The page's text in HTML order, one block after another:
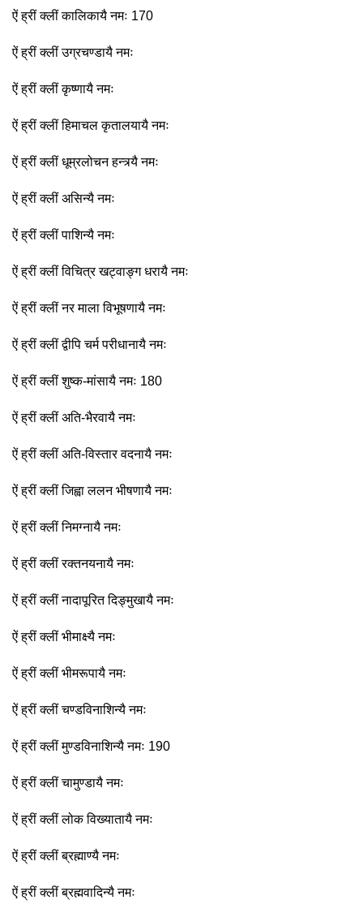
ऐं ह्रीं क्लीं कालिकायै नमः 170
ऐं ह्रीं क्लीं उग्रचण्डायै नमः
ऐं ह्रीं क्लीं कृष्णायै नमः
ऐं ह्रीं क्लीं हिमाचल कृतालयायै नमः
ऐं ह्रीं क्लीं धूम्रलोचन हन्त्र्यै नमः
ऐं ह्रीं क्लीं असिन्यै नमः
ऐं ह्रीं क्लीं पाशिन्यै नमः
ऐं ह्रीं क्लीं विचित्र खट्वाङ्ग धरायै नमः
ऐं ह्रीं क्लीं नर माला विभूषणायै नमः
ऐं ह्रीं क्लीं द्वीपि चर्म परीधानायै नमः
ऐं ह्रीं क्लीं शुष्क-मांसायै नमः 180
ऐं ह्रीं क्लीं अति-भैरवायै नमः
ऐं ह्रीं क्लीं अति-विस्तार वदनायै नमः
ऐं ह्रीं क्लीं जिह्वा ललन भीषणायै नमः
ऐं ह्रीं क्लीं निमग्नायै नमः
ऐं ह्रीं क्लीं रक्तनयनायै नमः
ऐं ह्रीं क्लीं नादापूरित दिङ्मुखायै नमः
ऐं ह्रीं क्लीं भीमाक्ष्यै नमः
ऐं ह्रीं क्लीं भीमरूपायै नमः
ऐं ह्रीं क्लीं चण्डविनाशिन्यै नमः
ऐं ह्रीं क्लीं मुण्डविनाशिन्यै नमः 190
ऐं ह्रीं क्लीं चामुण्डायै नमः
ऐं ह्रीं क्लीं लोक विख्यातायै नमः
ऐं ह्रीं क्लीं ब्रह्माण्यै नमः
ऐं ह्रीं क्लीं ब्रह्मवादिन्यै नमः